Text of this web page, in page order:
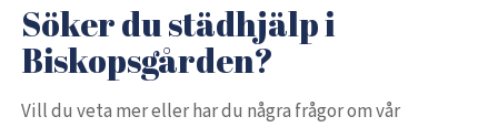
Söker du städhjälp i
Biskopsgården?
Vill du veta mer eller har du några frågor om vår